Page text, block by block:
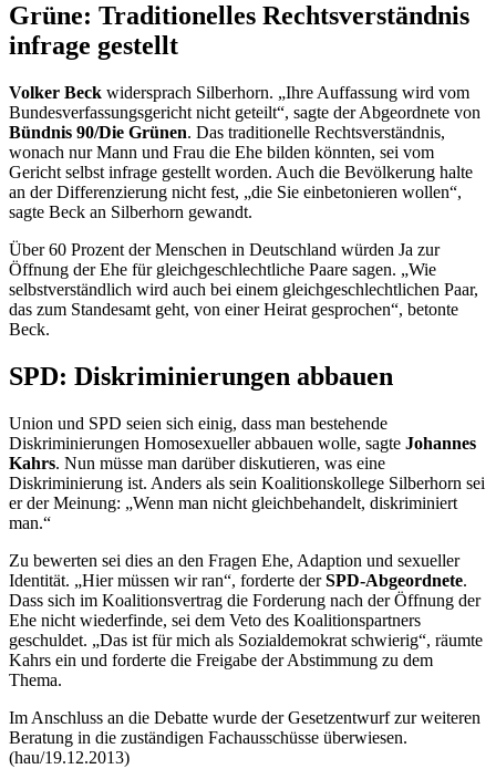
Grüne: Traditionelles Rechtsverständnis
infrage gestellt
Volker Beck widersprach Silberhorn. „Ihre Auffassung wird vom
Bundesverfassungsgericht nicht geteilt“, sagte der Abgeordnete von
Bündnis 90/Die Grünen. Das traditionelle Rechtsverständnis,
wonach nur Mann und Frau die Ehe bilden könnten, sei vom
Gericht selbst infrage gestellt worden. Auch die Bevölkerung halte
an der Differenzierung nicht fest, „die Sie einbetonieren wollen“,
sagte Beck an Silberhorn gewandt.
Über 60 Prozent der Menschen in Deutschland würden Ja zur
Öffnung der Ehe für gleichgeschlechtliche Paare sagen. „Wie
selbstverständlich wird auch bei einem gleichgeschlechtlichen Paar,
das zum Standesamt geht, von einer Heirat gesprochen“, betonte
Beck.
SPD: Diskriminierungen abbauen
Union und SPD seien sich einig, dass man bestehende
Diskriminierungen Homosexueller abbauen wolle, sagte Johannes
Kahrs. Nun müsse man darüber diskutieren, was eine
Diskriminierung ist. Anders als sein Koalitionskollege Silberhorn sei
er der Meinung: „Wenn man nicht gleichbehandelt, diskriminiert
man.“
Zu bewerten sei dies an den Fragen Ehe, Adaption und sexueller
Identität. „Hier müssen wir ran“, forderte derSPD-Abgeordnete.
Dass sich im Koalitionsvertrag die Forderung nach der Öffnung der
Ehe nicht wiederfinde, sei dem Veto des Koalitionspartners
geschuldet. „Das ist für mich als Sozialdemokrat schwierig“, räumte
Kahrs ein und forderte die Freigabe der Abstimmung zu dem
Thema.
Im Anschluss an die Debatte wurde der Gesetzentwurf zur weiteren
Beratung in die zuständigen Fachausschüsse überwiesen.
(hau/19.12.2013)